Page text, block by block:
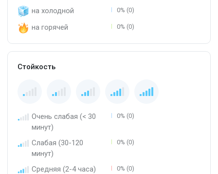
на холодной 0% (0)
на горячей 0% (0)
Стойкость
Очень слабая (< 30
минут)
0% (0)
Слабая (30-120
минут)
0% (0)
Средняя (2-4 часа) 0% (0)